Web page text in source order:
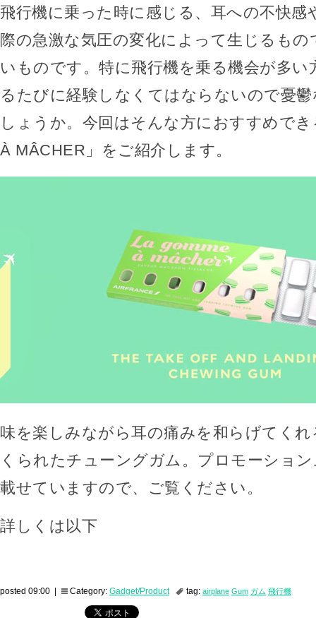
飛行機に乗った時に感じる、耳への不快感
際の急激な気圧の変化によって生じるも
いものです。特に飛行機を乗る機会が多い
るたびに経験しなくてはならないので憂
しょうか。今回はそんな方におすすめで
À MÂCHER」をご紹介します。
味を楽しみながら耳の痛みを和らげてく
くられたチューングガム。プロモーショ
載せていますので、ご覧ください。
詳しくは以下
posted 09:00 | Category: Gadget/Product tag: airplane Gum ガム 飛行機